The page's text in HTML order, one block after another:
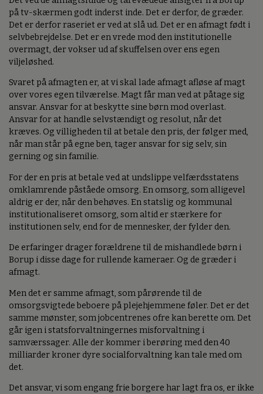
på tv-skærmen godt inderst inde. Det er derfor, de græder.
Det er derfor raseriet er ved at slå ud. Det er en afmagt født i
selvbebrejdelse. Det er en vrede mod den institutionelle
overmagt, der vokser ud af skuffelsen over ens egen
viljeløshed.
Svaret på afmagten er, at vi skal lade afmagt afløse af magt
over vores egen tilværelse. Magt får man ved at påtage sig
ansvar. Ansvar for at beskytte sine børn mod overlast.
Ansvar for at handle selvstændigt og resolut, når det
kræves. Og villigheden til at betale den pris, der følger med,
når man står på egne ben, tager ansvar for sig selv, sin
gerning og sin familie.
For der en pris at betale ved at undslippe velfærdsstatens
omklamrende påståede omsorg. En omsorg, som alligevel
aldrig er der, når den behøves. En statslig og kommunal
institutionaliseret omsorg, som altid er stærkere for
institutionen selv, end for de mennesker, der fylder den.
De erfaringer drager forældrene til de mishandlede børn i
Borup i disse dage for rullende kameraer. Og de græder i
afmagt.
Men det er samme afmagt, som pårørende til de
omsorgsvigtede beboere på plejehjemmene føler. Det er det
samme mønster, som jobcentrenes ofre kan berette om. Det
går igen i statsforvaltningernes misforvaltning i
samværssager. Alle der kommer i berøring med den 40
milliarder kroner dyre socialforvaltning kan tale med om
det.
Det ansvar, vi som engang frie borgere har lagt fra os, er ikke